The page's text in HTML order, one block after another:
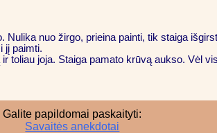
nuo žirgo, prieina painti, tik staiga
jį paimti.
toliau joja. Staiga pamato krūvą aukso. Vėl
Galite papildomai paskaityti:
Savaitės anekdotai